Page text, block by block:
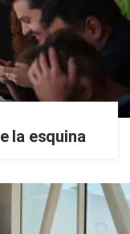
la esquina